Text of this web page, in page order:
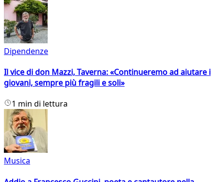
Dipendenze
Il vice di don Mazzi, Taverna: «Continueremo ad aiutare i
giovani, sempre più fragili e soli»
1 min di lettura
Musica